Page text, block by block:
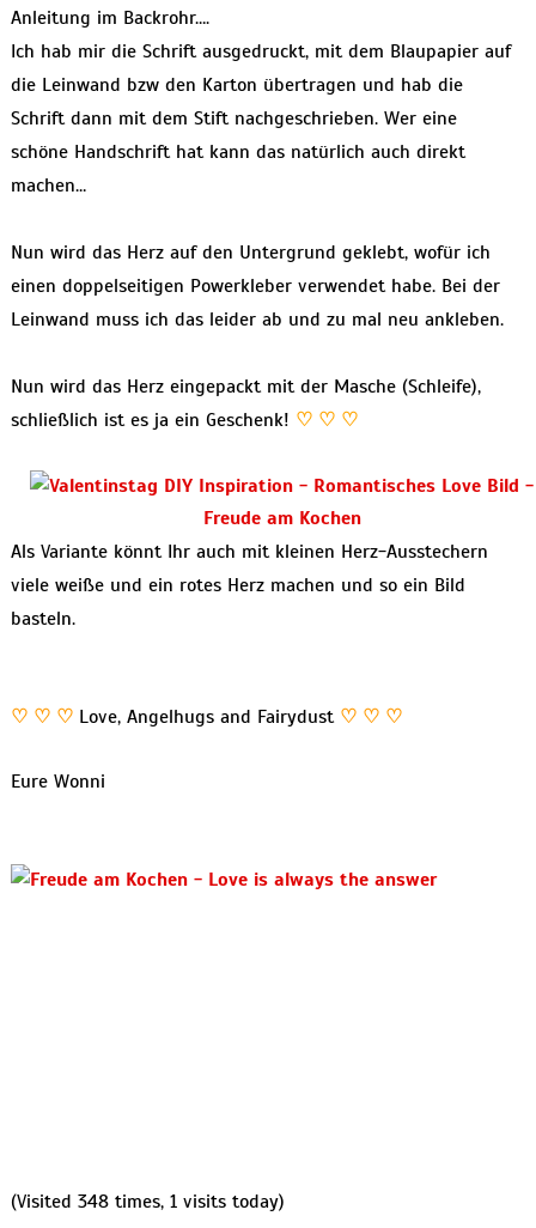
Anleitung im Backrohr….
Ich hab mir die Schrift ausgedruckt, mit dem Blaupapier auf
die Leinwand bzw den Karton übertragen und hab die
Schrift dann mit dem Stift nachgeschrieben. Wer eine
schöne Handschrift hat kann das natürlich auch direkt
machen…
Nun wird das Herz auf den Untergrund geklebt, wofür ich
einen doppelseitigen Powerkleber verwendet habe. Bei der
Leinwand muss ich das leider ab und zu mal neu ankleben.
Nun wird das Herz eingepackt mit der Masche (Schleife),
schließlich ist es ja ein Geschenk! ♡ ♡ ♡
Als Variante könnt Ihr auch mit kleinen Herz-Ausstechern
viele weiße und ein rotes Herz machen und so ein Bild
basteln.
♡ ♡ ♡ Love, Angelhugs and Fairydust ♡ ♡ ♡
Eure Wonni
(Visited 348 times, 1 visits today)